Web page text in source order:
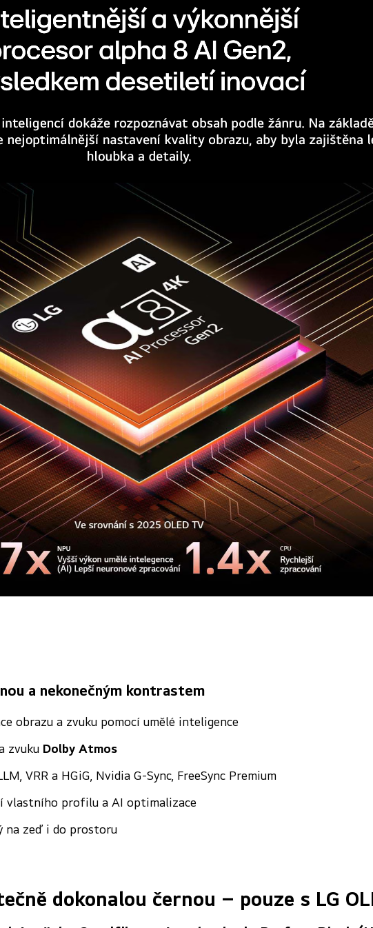
a nekonečným kontrastem
obrazu a zvuku pomocí umělé inteligence
zvuku Dolby Atmos
VRR a HGiG, Nvidia G-Sync, FreeSync Premium
vlastního profilu a AI optimalizace
na zeď i do prostoru
dokonalou černou – pouze s LG